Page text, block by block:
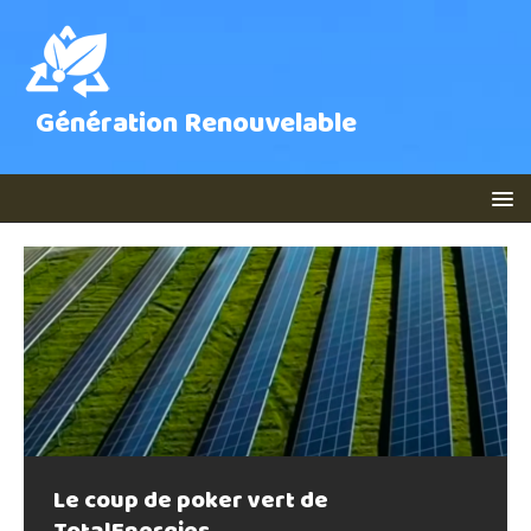
Génération Renouvelable
Le coup de poker vert de